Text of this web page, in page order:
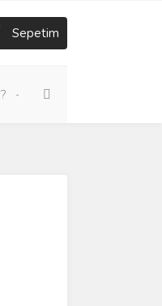
Sepetim